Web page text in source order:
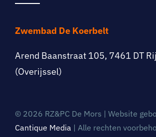
Zwembad De Koerbelt
Arend Baanstraat 105, 7461 DT
(Overijssel)
© 2026 RZ&PC De Mors | Website
Cantique Media | Alle rechten